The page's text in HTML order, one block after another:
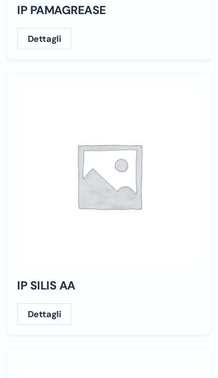
IP PAMAGREASE
Dettagli
IP SILIS AA
Dettagli